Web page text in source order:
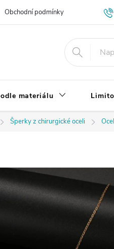
Obchodní podmínky Výměna,
materiálu
Šperky z chirurgické oceli